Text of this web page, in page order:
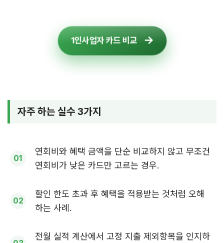
1인사업자 카드 비교
자주 하는 실수 3가지
연회비와 혜택 금액을 단순 비교하지 않고 무조건
연회비가 낮은 카드만 고르는 경우.
할인 한도 초과 후 혜택을 적용받는 것처럼 오해
하는 사례.
전월 실적 계산에서 고정 지출 제외항목을 인지하